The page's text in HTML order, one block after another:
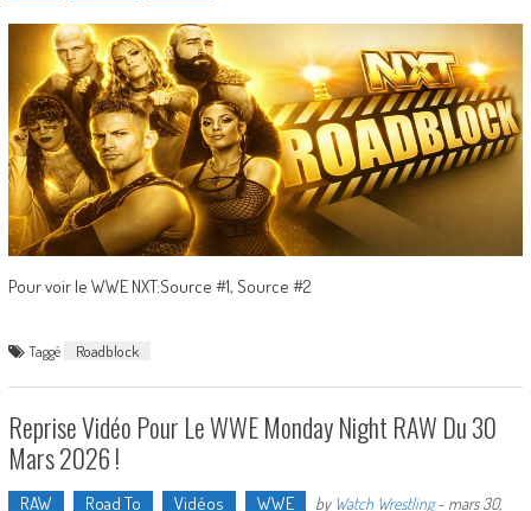
Pour voir le WWE NXT:Source #1, Source #2
Taggé Roadblock
Reprise Vidéo Pour Le WWE Monday Night RAW Du 30
Mars 2026 !
RAW Road To Vidéos WWE by Watch Wrestling- mars 30,